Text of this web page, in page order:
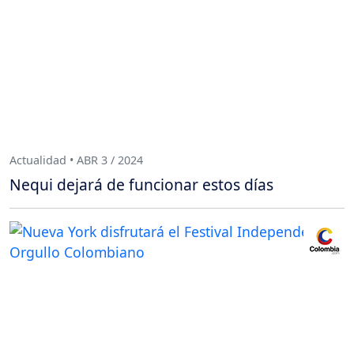
Actualidad • ABR 3 / 2024
Nequi dejará de funcionar estos días